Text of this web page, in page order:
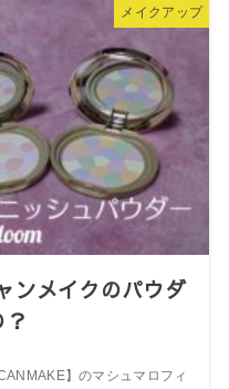
メイクアップ
ンメイクのパウダ
】のマシュマロフィ